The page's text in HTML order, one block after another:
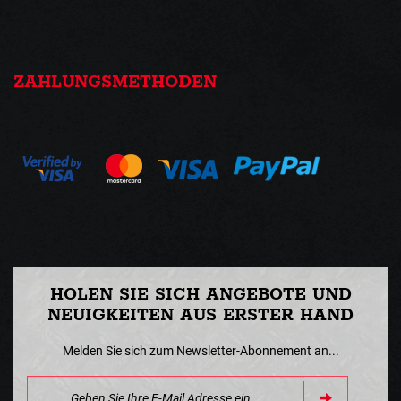
ZAHLUNGSMETHODEN
HOLEN SIE SICH ANGEBOTE UND
NEUIGKEITEN AUS ERSTER HAND
Melden Sie sich zum Newsletter-Abonnement an...